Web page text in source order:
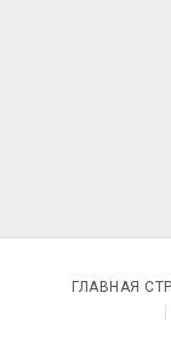
ГЛАВНАЯ